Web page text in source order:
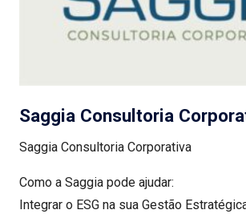
Saggia Consultoria
Saggia Consultoria Corporativa
Como a Saggia pode ajudar:
Integrar o ESG na sua Gestão